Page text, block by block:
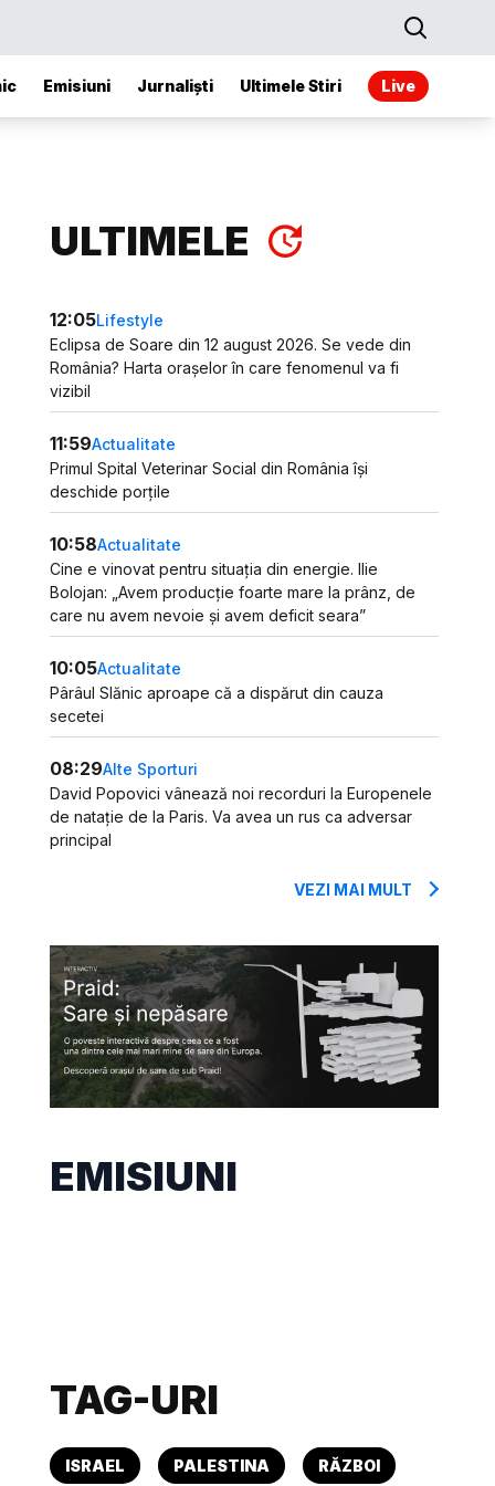
Emisiuni Jurnaliști Ultimele Stiri Live
ULTIMELE
12:05Lifestyle
Eclipsa de Soare din 12 august 2026. Se vede din
România? Harta orașelor în care fenomenul va fi
vizibil
11:59Actualitate
Primul Spital Veterinar Social din România își
deschide porțile
10:58Actualitate
Cine e vinovat pentru situația din energie. Ilie
Bolojan: „Avem producție foarte mare la prânz, de
care nu avem nevoie și avem deficit seara”
10:05Actualitate
Pârâul Slănic aproape că a dispărut din cauza
secetei
08:29Alte Sporturi
David Popovici vânează noi recorduri la Europenele
de natație de la Paris. Va avea un rus ca adversar
principal
VEZI MAI MULT
EMISIUNI
TAG-URI
ISRAEL PALESTINA RĂZBOI